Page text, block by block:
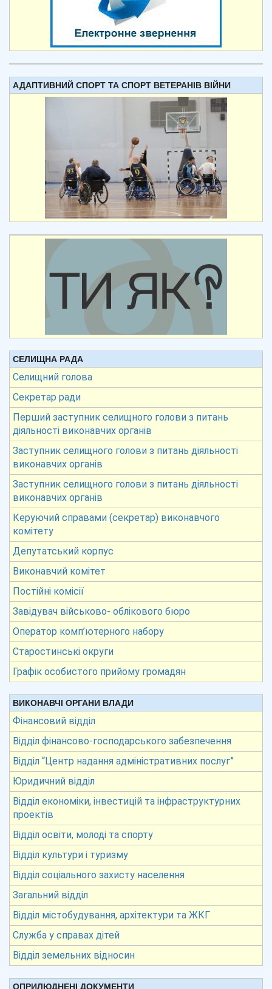
АДАПТИВНИЙ СПОРТ ТА СПОРТ ВЕТЕРАНІВ ВІЙНИ
СЕЛИЩНА РАДА
Селищний голова
Секретар ради
Перший заступник селищного голови з питань
діяльності виконавчих органів
Заступник селищного голови з питань діяльності
виконавчих органів
Заступник селищного голови з питань діяльності
виконавчих органів
Керуючий справами (секретар) виконавчого
комітету
Депутатський корпус
Виконавчий комітет
Постійні комісії
Завідувач військово- облікового бюро
Оператор комп’ютерного набору
Старостинські округи
Графік особистого прийому громадян
ВИКОНАВЧІ ОРГАНИ ВЛАДИ
Фінансовий відділ
Відділ фінансово-господарського забезпечення
Відділ “Центр надання адміністративних послуг”
Юридичний відділ
Відділ економіки, інвестицій та інфраструктурних
проектів
Відділ освіти, молоді та спорту
Відділ культури і туризму
Відділ соціального захисту населення
Загальний відділ
Відділ містобудування, архітектури та ЖКГ
Служба у справах дітей
Відділ земельних відносин
ОПРИЛЮДНЕНІ ДОКУМЕНТИ